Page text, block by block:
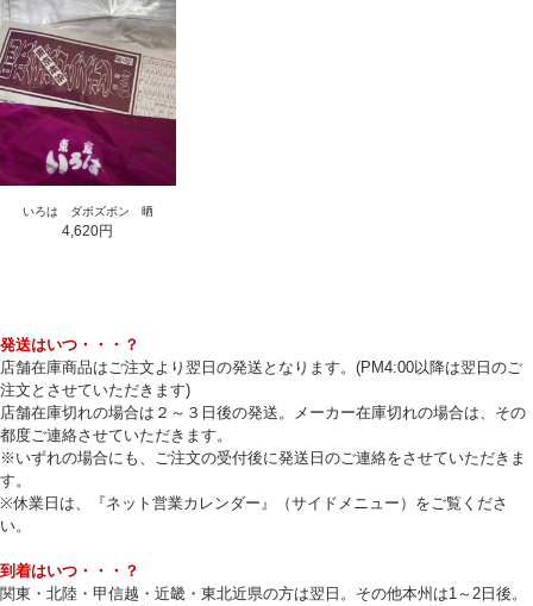
いろは ダボズボン 晒
4,620円
発送はいつ・・・？
店舗在庫商品はご注文より翌日の発送となります。(PM4:00以降は翌日のご
注文とさせていただきます)
店舗在庫切れの場合は２～３日後の発送。メーカー在庫切れの場合は、その
都度ご連絡させていただきます。
※いずれの場合にも、ご注文の受付後に発送日のご連絡をさせていただきま
す。
※休業日は、『ネット営業カレンダー』（サイドメニュー）をご覧くださ
い。
到着はいつ・・・？
関東・北陸・甲信越・近畿・東北近県の方は翌日。その他本州は1～2日後。